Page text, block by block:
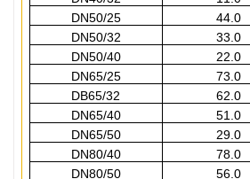
DN50/25
44.0
DN50/32
33.0
DN50/40
22.0
DN65/25
73.0
DB65/32
62.0
DN65/40
51.0
DN65/50
29.0
DN80/40
78.0
DN80/50
56.0